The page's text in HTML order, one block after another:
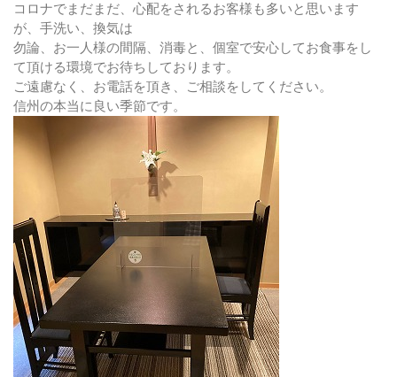
コロナでまだまだ、心配をされるお客様も多いと思います
が、手洗い、換気は
勿論、お一人様の間隔、消毒と、個室で安心してお食事をし
て頂ける環境でお待ちしております。
ご遠慮なく、お電話を頂き、ご相談をしてください。
信州の本当に良い季節です。